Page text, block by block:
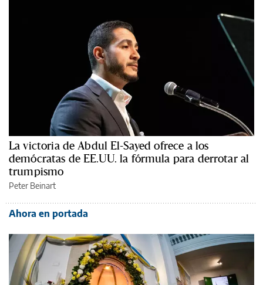
La victoria de Abdul El-Sayed ofrece a los
demócratas de EE.UU. la fórmula para derrotar al
trumpismo
Peter Beinart
Ahora en portada